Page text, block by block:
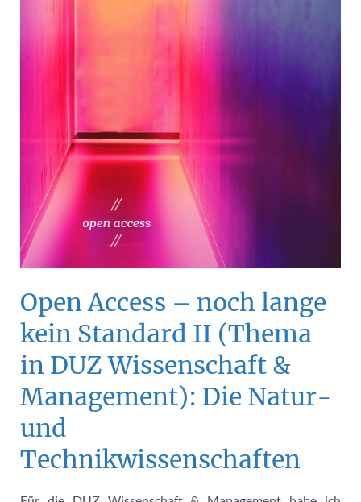
Einführung“
Open Access – noch lange
kein Standard II (Thema
in DUZ Wissenschaft &
Management): Die Natur-
und
Technikwissenschaften